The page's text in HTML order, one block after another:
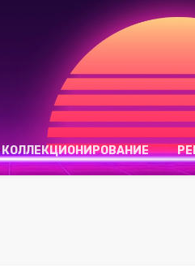
КОЛЛЕКЦИОНИРОВАНИЕ